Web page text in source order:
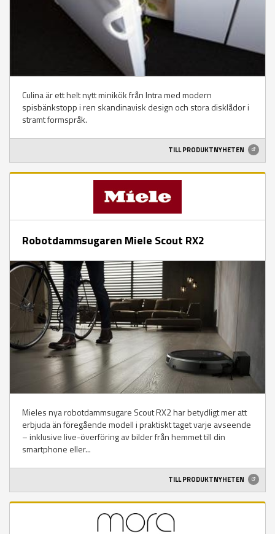
Culina är ett helt nytt minikök från Intra med modern
spisbänkstopp i ren skandinavisk design och stora disklådor i
stramt formspråk.
TILL PRODUKTNYHETEN
Robotdammsugaren Miele Scout RX2
Mieles nya robotdammsugare Scout RX2 har betydligt mer att
erbjuda än föregående modell i praktiskt taget varje avseende
– inklusive live-överföring av bilder från hemmet till din
smartphone eller...
TILL PRODUKTNYHETEN